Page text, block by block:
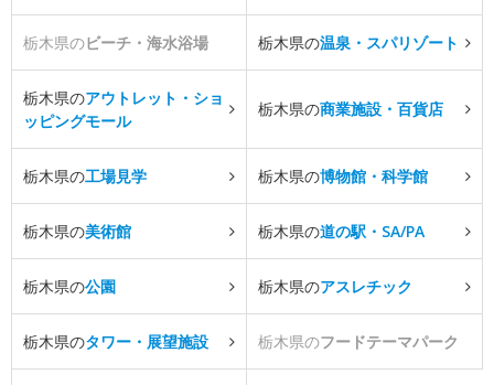
栃木県のビーチ・海水浴場 栃木県の温泉・スパリゾート
栃木県のアウトレット・ショ
ッピングモール
栃木県の商業施設・百貨店
栃木県の工場見学 栃木県の博物館・科学館
栃木県の美術館 栃木県の道の駅・SA/PA
栃木県の公園 栃木県のアスレチック
栃木県のタワー・展望施設 栃木県のフードテーマパーク